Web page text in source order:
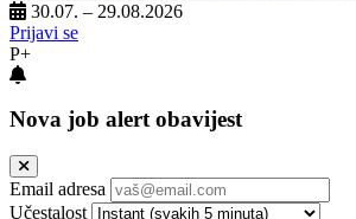
30.07. – 29.08.2026
Prijavi se
P+
Nova job alert obavijest
Email adresa
Učestalost